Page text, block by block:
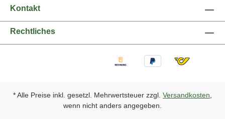
Kontakt
Rechtliches
* Alle Preise inkl. gesetzl. Mehrwertsteuer zzgl. Versandkosten
wenn nicht anders angegeben.